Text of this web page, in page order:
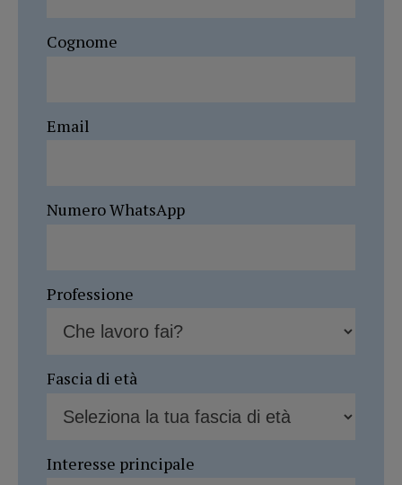
Cognome
Email
Numero WhatsApp
Professione
Fascia di età
Interesse principale